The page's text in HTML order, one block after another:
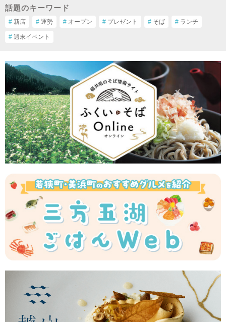
話題のキーワード
# 新店 # 運勢 # オープン # プレゼント # そば # ランチ
# 週末イベント